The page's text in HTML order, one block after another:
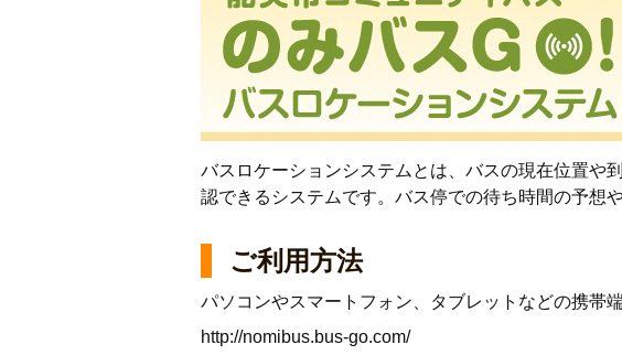
バスロケーションシステムとは、バスの現在位置や
認できるシステムです。バス停での待ち時間の予想
ご利用方法
パソコンやスマートフォン、タブレットなどの携帯
http://nomibus.bus-go.com/